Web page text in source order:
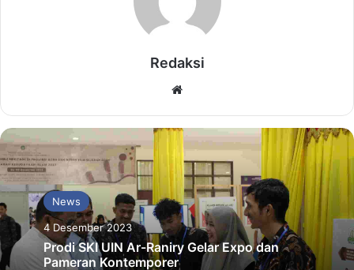
Redaksi
News
4 Desember 2023
Prodi SKI UIN Ar-Raniry Gelar Expo dan
Pameran Kontemporer